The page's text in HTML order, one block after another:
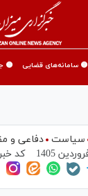
🟡 سامانه‌های قضایی 🟡
سیاست
دفاعی و
کد